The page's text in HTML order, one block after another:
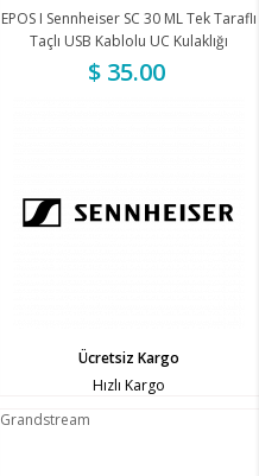
EPOS I Sennheiser SC 30 ML Tek Taraflı
Taçlı USB Kablolu UC Kulaklığı
$ 35.00
Ücretsiz Kargo
Hızlı Kargo
Grandstream